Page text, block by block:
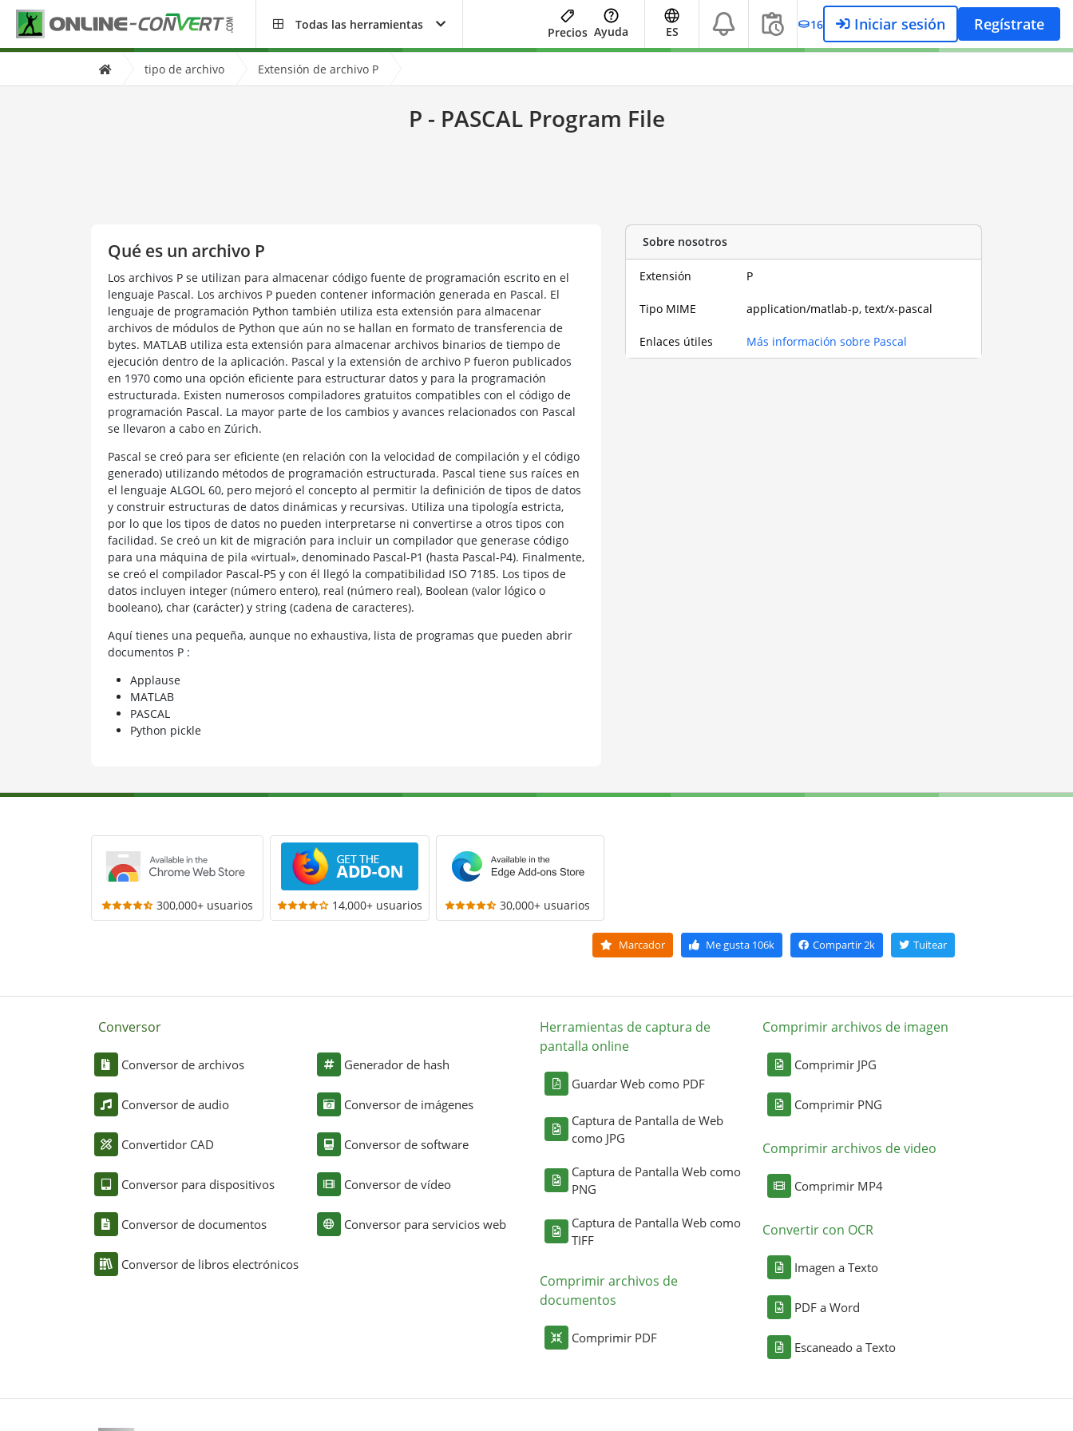
Todas las herramientas
Precios Ayuda ES 16 Iniciar sesión Regístrate
tipo de archivo Extensión de archivo P
P - PASCAL Program File
Qué es un archivo P
Los archivos P se utilizan para almacenar código fuente de programación escrito en el
lenguaje Pascal. Los archivos P pueden contener información generada en Pascal. El
lenguaje de programación Python también utiliza esta extensión para almacenar
archivos de módulos de Python que aún no se hallan en formato de transferencia de
bytes. MATLAB utiliza esta extensión para almacenar archivos binarios de tiempo de
ejecución dentro de la aplicación. Pascal y la extensión de archivo P fueron publicados
en 1970 como una opción eficiente para estructurar datos y para la programación
estructurada. Existen numerosos compiladores gratuitos compatibles con el código de
programación Pascal. La mayor parte de los cambios y avances relacionados con Pascal
se llevaron a cabo en Zúrich.
Pascal se creó para ser eficiente (en relación con la velocidad de compilación y el código
generado) utilizando métodos de programación estructurada. Pascal tiene sus raíces en
el lenguaje ALGOL 60, pero mejoró el concepto al permitir la definición de tipos de datos
y construir estructuras de datos dinámicas y recursivas. Utiliza una tipología estricta,
por lo que los tipos de datos no pueden interpretarse ni convertirse a otros tipos con
facilidad. Se creó un kit de migración para incluir un compilador que generase código
para una máquina de pila «virtual», denominado Pascal-P1 (hasta Pascal-P4). Finalmente,
se creó el compilador Pascal-P5 y con él llegó la compatibilidad ISO 7185. Los tipos de
datos incluyen integer (número entero), real (número real), Boolean (valor lógico o
booleano), char (carácter) y string (cadena de caracteres).
Aquí tienes una pequeña, aunque no exhaustiva, lista de programas que pueden abrir
documentos P :
Applause
MATLAB
PASCAL
Python pickle
Sobre nosotros
Extensión P
Tipo MIME application/matlab-p, text/x-pascal
Enlaces útiles Más información sobre Pascal
300,000+ usuarios 14,000+ usuarios 30,000+ usuarios
Marcador Me gusta106k Compartir 2k Tuitear
Conversor
Conversor de archivos
Conversor de audio
Convertidor CAD
Conversor para dispositivos
Conversor de documentos
Conversor de libros electrónicos
Generador de hash
Conversor de imágenes
Conversor de software
Conversor de vídeo
Conversor para servicios web
Herramientas de captura de
pantalla online
Guardar Web como PDF
Captura de Pantalla de Web
como JPG
Captura de Pantalla Web como
PNG
Captura de Pantalla Web como
TIFF
Comprimir archivos de
documentos
Comprimir PDF
Comprimir archivos de imagen
Comprimir JPG
Comprimir PNG
Comprimir archivos de video
Comprimir MP4
Convertir con OCR
Imagen a Texto
PDF a Word
Escaneado a Texto